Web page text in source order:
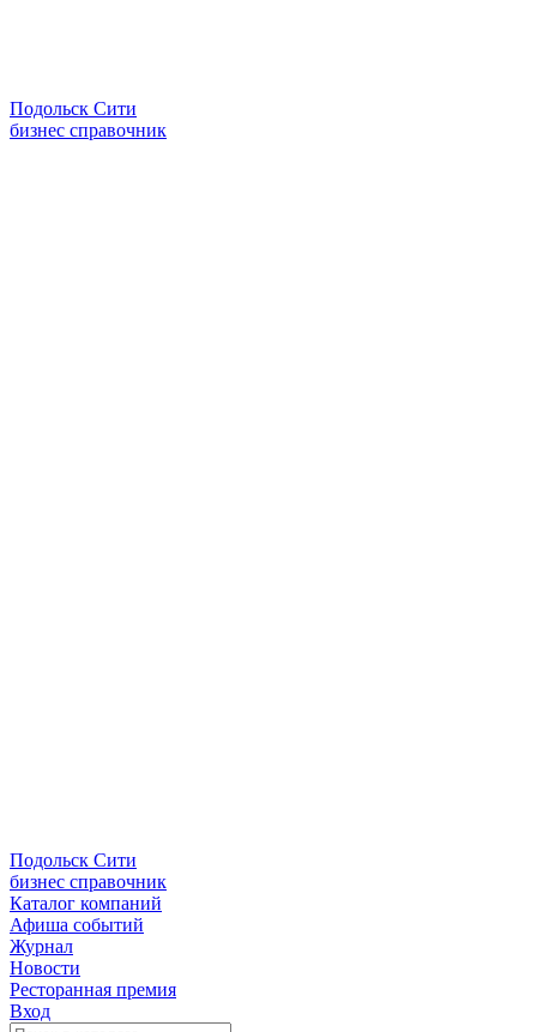
Подольск Сити
бизнес справочник
Подольск Сити
бизнес справочник
Каталог компаний
Афиша событий
Журнал
Новости
Ресторанная премия
Вход